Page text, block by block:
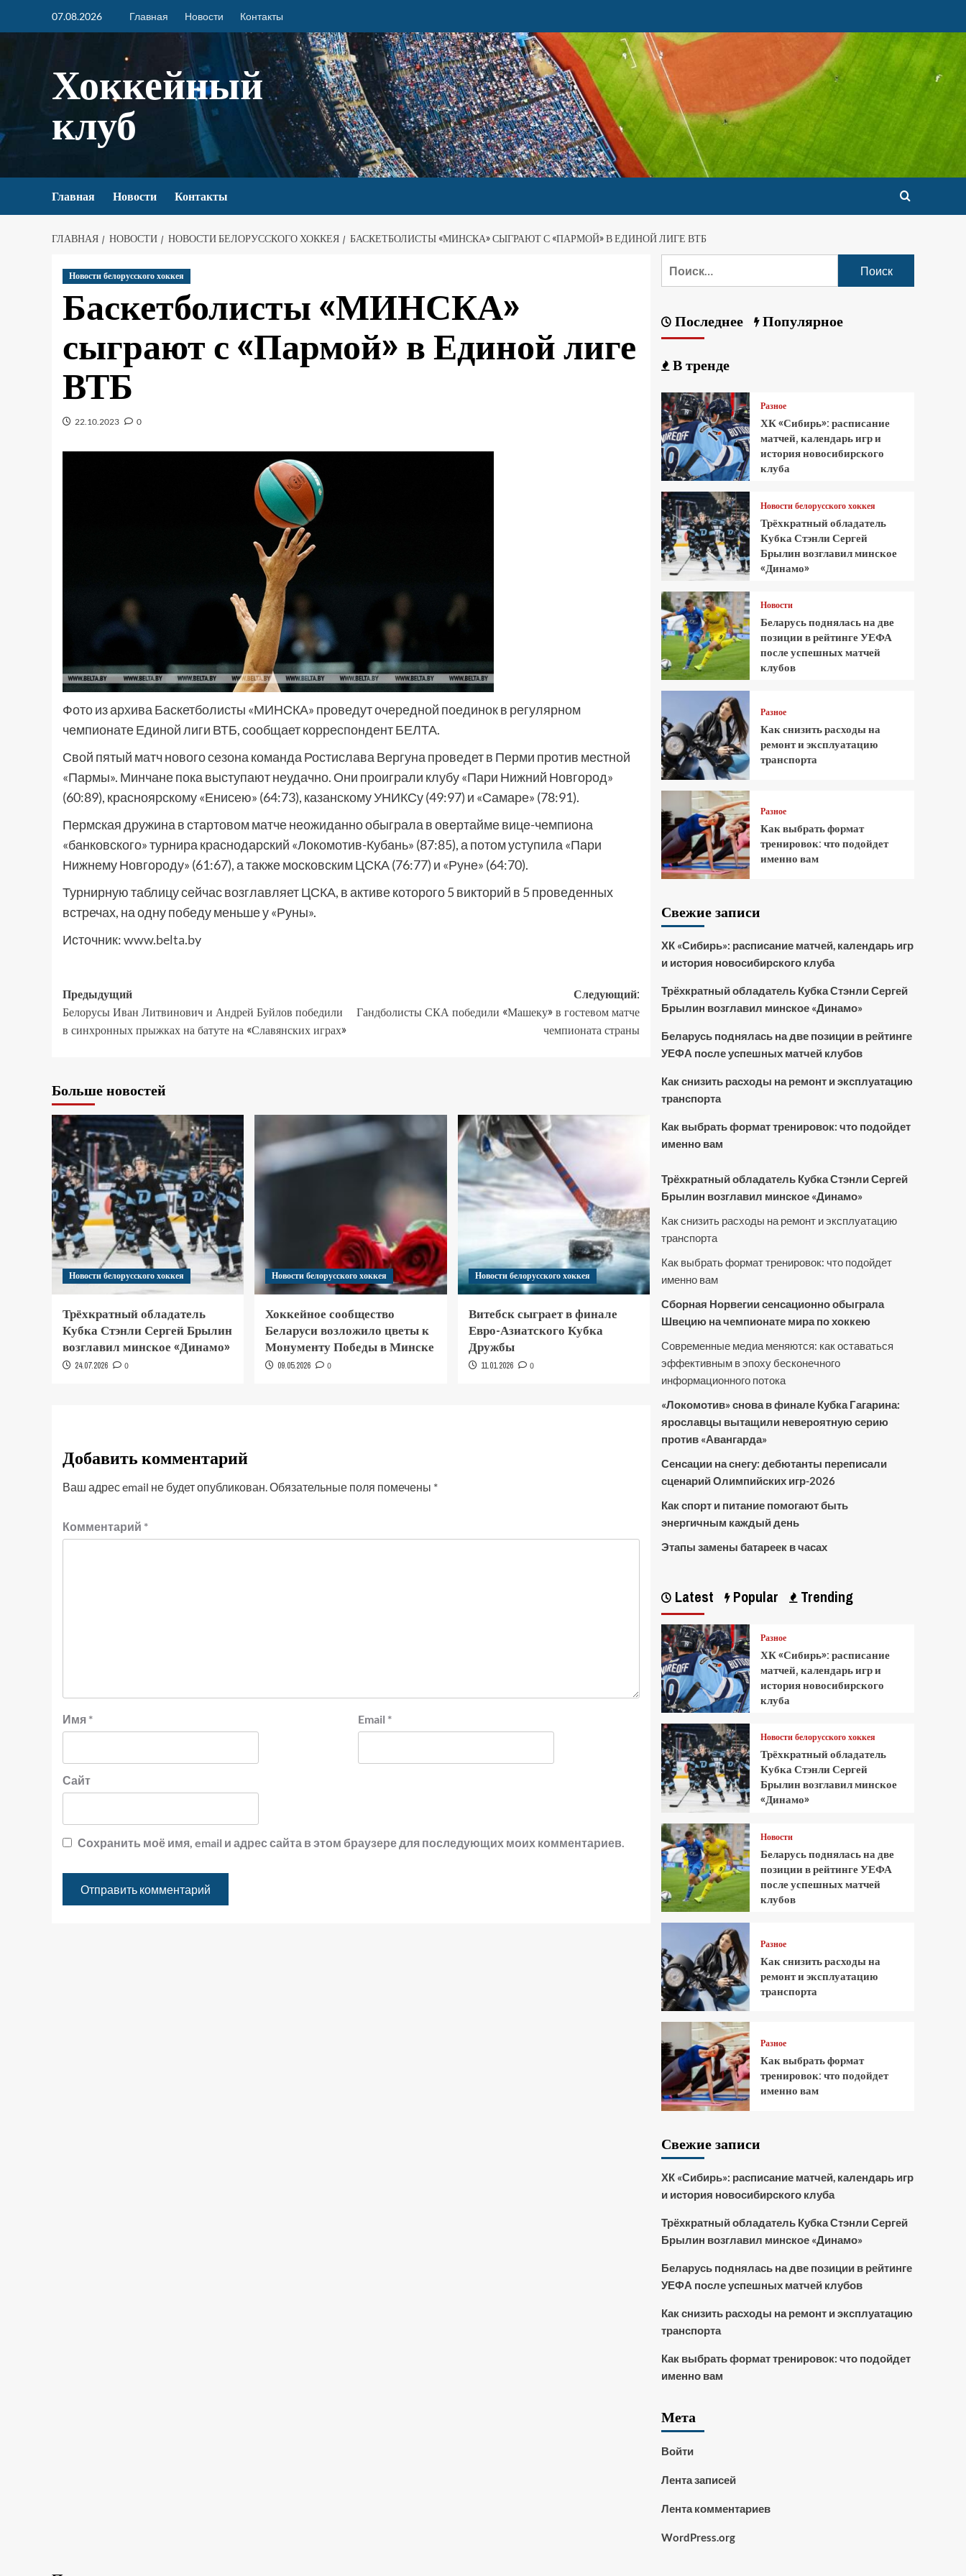
07.08.2026 Главная Новости Контакты
Хоккейный
клуб
Главная Новости Контакты
ГЛАВНАЯ НОВОСТИ НОВОСТИ БЕЛОРУССКОГО ХОККЕЯ БАСКЕТБОЛИСТЫ «МИНСКА» СЫГРАЮТ С «ПАРМОЙ» В ЕДИНОЙ ЛИГЕ ВТБ
Новости белорусского хоккея
Баскетболисты «МИНСКА»
сыграют с «Пармой» в Единой лиге
ВТБ
22.10.2023 0
Фото из архива Баскетболисты «МИНСКА» проведут очередной поединок в регулярном
чемпионате Единой лиги ВТБ, сообщает корреспондент БЕЛТА.
Свой пятый матч нового сезона команда Ростислава Вергуна проведет в Перми против местной
«Пармы». Минчане пока выступают неудачно. Они проиграли клубу «Пари Нижний Новгород»
(60:89), красноярскому «Енисею» (64:73), казанскому УНИКСу (49:97) и «Самаре» (78:91).
Пермская дружина в стартовом матче неожиданно обыграла в овертайме вице-чемпиона
«банковского» турнира краснодарский «Локомотив-Кубань» (87:85), а потом уступила «Пари
Нижнему Новгороду» (61:67), а также московским ЦСКА (76:77) и «Руне» (64:70).
Турнирную таблицу сейчас возглавляет ЦСКА, в активе которого 5 викторий в 5 проведенных
встречах, на одну победу меньше у «Руны».
Источник:www.belta.by
Предыдущий
Белорусы Иван Литвинович и Андрей Буйлов победили
в синхронных прыжках на батуте на «Славянских играх»
Следующий:
Гандболисты СКА победили «Машеку» в гостевом матче
чемпионата страны
Больше новостей
Новости белорусского хоккея
Трёхкратный обладатель
Кубка Стэнли Сергей Брылин
возглавил минское «Динамо»
24.07.2026 0
Новости белорусского хоккея
Хоккейное сообщество
Беларуси возложило цветы к
Монументу Победы в Минске
09.05.2026 0
Новости белорусского хоккея
Витебск сыграет в финале
Евро-Азиатского Кубка
Дружбы
11.01.2026 0
Добавить комментарий
Ваш адрес email не будет опубликован.Обязательные поля помечены *
Комментарий *
Имя * Email *
Сайт
Сохранить моё имя, email и адрес сайта в этом браузере для последующих моих комментариев.
Последнее Популярное
В тренде
Разное
ХК «Сибирь»: расписание
матчей, календарь игр и
история новосибирского
клуба
Новости белорусского хоккея
Трёхкратный обладатель
Кубка Стэнли Сергей
Брылин возглавил минское
«Динамо»
Новости
Беларусь поднялась на две
позиции в рейтинге УЕФА
после успешных матчей
клубов
Разное
Как снизить расходы на
ремонт и эксплуатацию
транспорта
Разное
Как выбрать формат
тренировок: что подойдет
именно вам
Свежие записи
ХК «Сибирь»: расписание матчей, календарь игр
и история новосибирского клуба
Трёхкратный обладатель Кубка Стэнли Сергей
Брылин возглавил минское «Динамо»
Беларусь поднялась на две позиции в рейтинге
УЕФА после успешных матчей клубов
Как снизить расходы на ремонт и эксплуатацию
транспорта
Как выбрать формат тренировок: что подойдет
именно вам
Трёхкратный обладатель Кубка Стэнли Сергей
Брылин возглавил минское «Динамо»
Как снизить расходы на ремонт и эксплуатацию
транспорта
Как выбрать формат тренировок: что подойдет
именно вам
Сборная Норвегии сенсационно обыграла
Швецию на чемпионате мира по хоккею
Современные медиа меняются: как оставаться
эффективным в эпоху бесконечного
информационного потока
«Локомотив» снова в финале Кубка Гагарина:
ярославцы вытащили невероятную серию
против «Авангарда»
Сенсации на снегу: дебютанты переписали
сценарий Олимпийских игр-2026
Как спорт и питание помогают быть
энергичным каждый день
Этапы замены батареек в часах
Latest Popular Trending
Разное
ХК «Сибирь»: расписание
матчей, календарь игр и
история новосибирского
клуба
Новости белорусского хоккея
Трёхкратный обладатель
Кубка Стэнли Сергей
Брылин возглавил минское
«Динамо»
Новости
Беларусь поднялась на две
позиции в рейтинге УЕФА
после успешных матчей
клубов
Разное
Как снизить расходы на
ремонт и эксплуатацию
транспорта
Разное
Как выбрать формат
тренировок: что подойдет
именно вам
Свежие записи
ХК «Сибирь»: расписание матчей, календарь игр
и история новосибирского клуба
Трёхкратный обладатель Кубка Стэнли Сергей
Брылин возглавил минское «Динамо»
Беларусь поднялась на две позиции в рейтинге
УЕФА после успешных матчей клубов
Как снизить расходы на ремонт и эксплуатацию
транспорта
Как выбрать формат тренировок: что подойдет
именно вам
Мета
Войти
Лента записей
Лента комментариев
WordPress.org